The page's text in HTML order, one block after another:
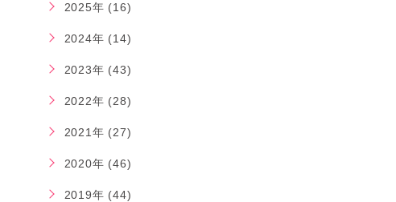
2025年 (16)
2024年 (14)
2023年 (43)
2022年 (28)
2021年 (27)
2020年 (46)
2019年 (44)